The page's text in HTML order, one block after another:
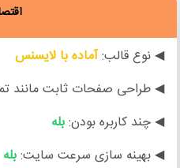
◀ نوع قالب:آماده با لایسنس
◀ طراحی صفحات ثابت مانند
◀ چند کاربره بودن:بله
◀ بهینه سازی سرعت سایت:بله